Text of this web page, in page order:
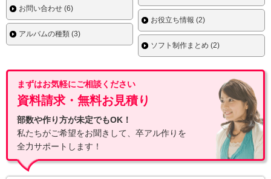
お問い合わせ (6)
お役立ち情報 (2)
アルバムの種類 (3)
ソフト制作まとめ (2)
まずはお気軽にご相談ください
資料請求・無料お見積り
部数や作り方が未定でもOK！
私たちがご希望をお聞きして、卒アル作りを
全力サポートします！